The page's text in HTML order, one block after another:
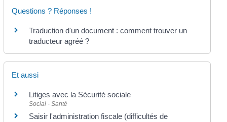
Questions ? Réponses !
Traduction d'un document : comment trouver un
traducteur agréé ?
Et aussi
Litiges avec la Sécurité sociale
Social - Santé
Saisir l'administration fiscale (difficultés de